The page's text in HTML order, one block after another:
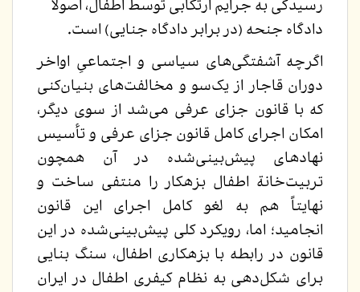
رسیدگی به جرایم ارتکابی توسط اطفال، اصولاً
دادگاه جنحه (در برابر دادگاه جنایی) است.
اگرچه آشفتگی‌های سیاسی و اجتماعیِ اواخر
دوران قاجار از یک‌سو و مخالفت‌های بنیان‌کنی
که با قانون جزای عرفی می‌شد از سوی دیگر،
امکان اجرای کامل قانون جزای عرفی و تأسیس
نهادهای پیش‌بینی‌شده در آن همچون
تربیت‌خانة اطفال بزهکار را منتفی ساخت و
نهایتاً هم به لغو کامل اجرای این قانون
انجامید؛ اما، رویکرد کلی پیش‌بینی‌شده در این
قانون در رابطه با بزهکاری اطفال، سنگ بنایی
برای شکل‌دهی به نظام کیفری اطفال در ایران